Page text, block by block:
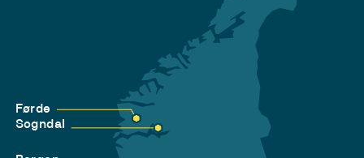
Førde
Sogndal